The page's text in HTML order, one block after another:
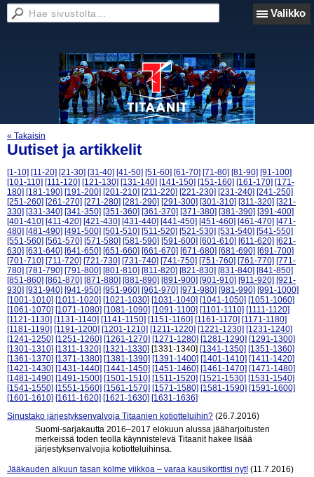
Valikko
« Takaisin
Uutiset ja artikkelit
[1-10] [11-20] [21-30] [31-40] [41-50] [51-60] [61-70] [71-80] [81-90] [91-100]
[101-110] [111-120] [121-130] [131-140] [141-150] [151-160] [161-170] [171-
180] [181-190] [191-200] [201-210] [211-220] [221-230] [231-240] [241-250]
[251-260] [261-270] [271-280] [281-290] [291-300] [301-310] [311-320] [321-
330] [331-340] [341-350] [351-360] [361-370] [371-380] [381-390] [391-400]
[401-410] [411-420] [421-430] [431-440] [441-450] [451-460] [461-470] [471-
480] [481-490] [491-500] [501-510] [511-520] [521-530] [531-540] [541-550]
[551-560] [561-570] [571-580] [581-590] [591-600] [601-610] [611-620] [621-
630] [631-640] [641-650] [651-660] [661-670] [671-680] [681-690] [691-700]
[701-710] [711-720] [721-730] [731-740] [741-750] [751-760] [761-770] [771-
780] [781-790] [791-800] [801-810] [811-820] [821-830] [831-840] [841-850]
[851-860] [861-870] [871-880] [881-890] [891-900] [901-910] [911-920] [921-
930] [931-940] [941-950] [951-960] [961-970] [971-980] [981-990] [991-1000]
[1001-1010] [1011-1020] [1021-1030] [1031-1040] [1041-1050] [1051-1060]
[1061-1070] [1071-1080] [1081-1090] [1091-1100] [1101-1110] [1111-1120]
[1121-1130] [1131-1140] [1141-1150] [1151-1160] [1161-1170] [1171-1180]
[1181-1190] [1191-1200] [1201-1210] [1211-1220] [1221-1230] [1231-1240]
[1241-1250] [1251-1260] [1261-1270] [1271-1280] [1281-1290] [1291-1300]
[1301-1310] [1311-1320] [1321-1330] [1331-1340] [1341-1350] [1351-1360]
[1361-1370] [1371-1380] [1381-1390] [1391-1400] [1401-1410] [1411-1420]
[1421-1430] [1431-1440] [1441-1450] [1451-1460] [1461-1470] [1471-1480]
[1481-1490] [1491-1500] [1501-1510] [1511-1520] [1521-1530] [1531-1540]
[1541-1550] [1551-1560] [1561-1570] [1571-1580] [1581-1590] [1591-1600]
[1601-1610] [1611-1620] [1621-1630] [1631-1636]
Sinustako järjestyksenvalvoja Titaanien kotiotteluihin? (26.7.2016)
Suomi-sarjakautta 2016–2017 elokuun alussa jääharjoitusten
merkeissä toden teolla käynnistelevä Titaanit hakee lisää
järjestyksenvalvojia kotiotteluihinsa.
Jääkauden alkuun tasan kolme viikkoa – varaa kausikorttisi nyt! (11.7.2016)